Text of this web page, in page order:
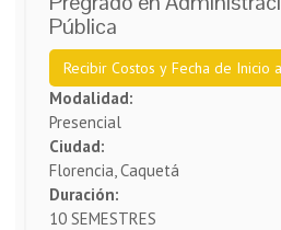
Pública
Recibir Costos y Fecha de Inicio
Modalidad:
Presencial
Ciudad:
Florencia, Caquetá
Duración:
10 SEMESTRES